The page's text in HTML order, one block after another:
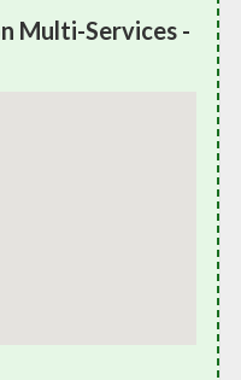
Multi-Services -